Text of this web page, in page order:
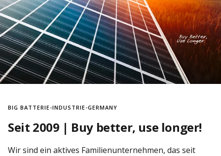
BIG BATTERIE-INDUSTRIE-GERMANY
Seit 2009 | Buy better, use longer!
Wir sind ein aktives Familienunternehmen, das seit